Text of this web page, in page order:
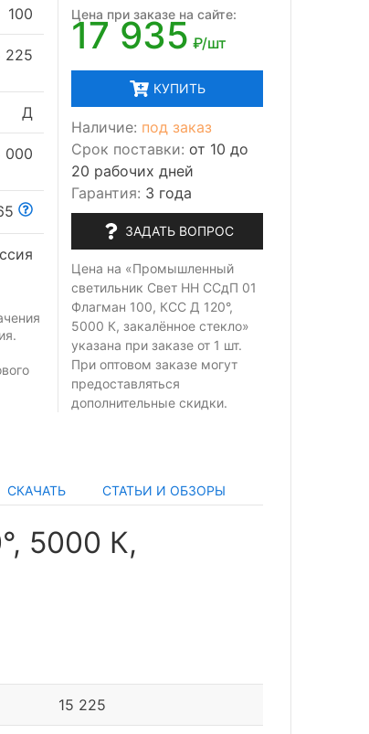
100
225
Д
000
Цена при заказе на сайте:
17 935 ₽/шт
КУПИТЬ
Наличие: под заказ
Срок поставки: от 10 до
20 рабочих дней
Гарантия: 3 года
ЗАДАТЬ ВОПРОС
Цена на «Промышленный
светильник Свет НН ССдП 01
Флагман 100, КСС Д 120°,
5000 К, закалённое стекло»
указана при заказе от 1 шт.
При оптовом заказе могут
предоставляться
дополнительные скидки.
СКАЧАТЬ СТАТЬИ И ОБЗОРЫ
5000 К,
15 225